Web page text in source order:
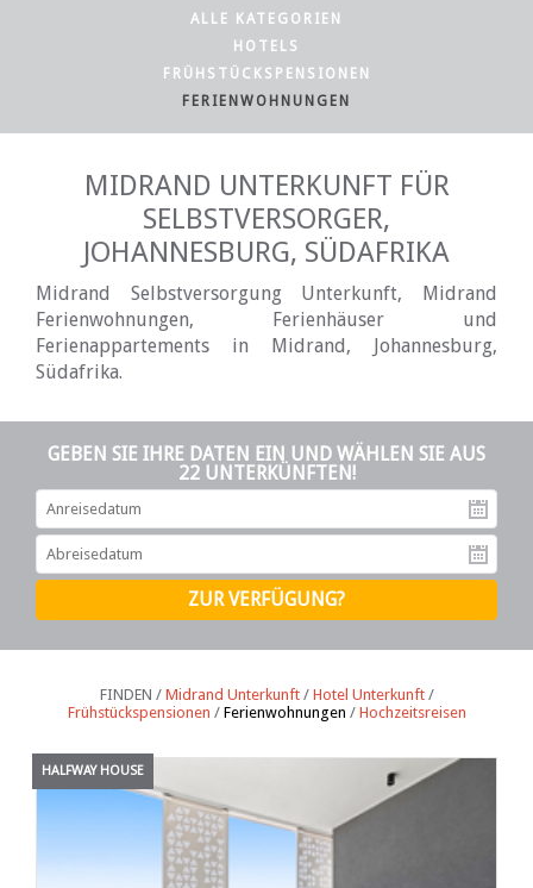
ALLE KATEGORIEN
HOTELS
FRÜHSTÜCKSPENSIONEN
FERIENWOHNUNGEN
MIDRAND UNTERKUNFT FÜR
SELBSTVERSORGER,
JOHANNESBURG, SÜDAFRIKA
Midrand Selbstversorgung Unterkunft, Midrand
Ferienwohnungen, Ferienhäuser und
Ferienappartements in Midrand, Johannesburg,
Südafrika.
GEBEN SIE IHRE DATEN EIN UND WÄHLEN SIE AUS
22 UNTERKÜNFTEN!
FINDEN / Midrand Unterkunft/ Hotel Unterkunft/
Frühstückspensionen / Ferienwohnungen / Hochzeitsreisen
HALFWAY HOUSE